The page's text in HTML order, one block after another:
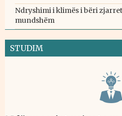
Ndryshimi i klimës i bëri
mundshëm
STUDIM